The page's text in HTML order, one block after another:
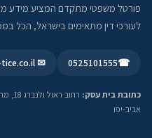
פורטל משפטי מתקדם המציע מידע
לעורכי דין מתאימים בישראל, הכל
☎
0525101555
✉ info@jus-tice.co.il
כתובת בית עסק:
אביב-יפו